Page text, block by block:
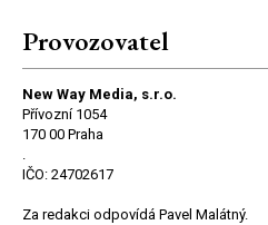
Provozovatel
New Way Media, s.r.o.
Přívozní 1054
170 00 Praha
.
IČO: 24702617
Za redakci odpovídá Pavel Malátný.